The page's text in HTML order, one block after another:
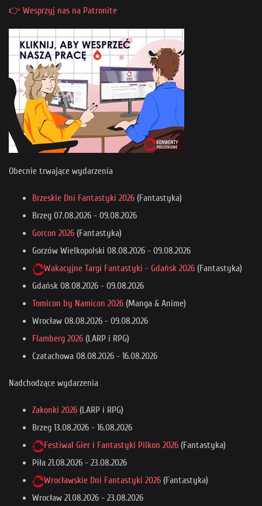
👉 Wesprzyj nas na Patronite
Obecnie trwające wydarzenia
Brzeskie Dni Fantastyki 2026 (Fantastyka)
Brzeg 07.08.2026 - 09.08.2026
Gorcon 2026 (Fantastyka)
Gorzów Wielkopolski 08.08.2026 - 09.08.2026
Wakacyjne Targi Fantastyki - Gdańsk 2026 (Fantastyka)
Gdańsk 08.08.2026 - 09.08.2026
Tomicon by Namicon 2026 (Manga & Anime)
Wrocław 08.08.2026 - 09.08.2026
Flamberg 2026 (LARP i RPG)
Czatachowa 08.08.2026 - 16.08.2026
Nadchodzące wydarzenia
Zakonki 2026 (LARP i RPG)
Brzeg 13.08.2026 - 16.08.2026
Festiwal Gier i Fantastyki Pilkon 2026 (Fantastyka)
Piła 21.08.2026 - 23.08.2026
Wrocławskie Dni Fantastyki 2026 (Fantastyka)
Wrocław 21.08.2026 - 23.08.2026